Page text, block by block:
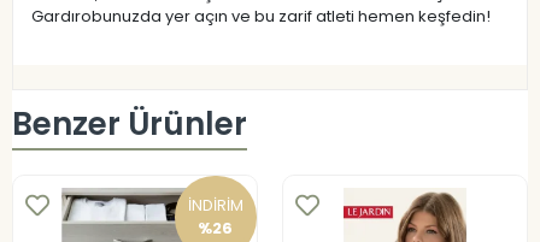
Gardırobunuzda yer açın ve bu zarif atleti hemen keşfedin!
Benzer Ürünler
İNDİRİM
%26